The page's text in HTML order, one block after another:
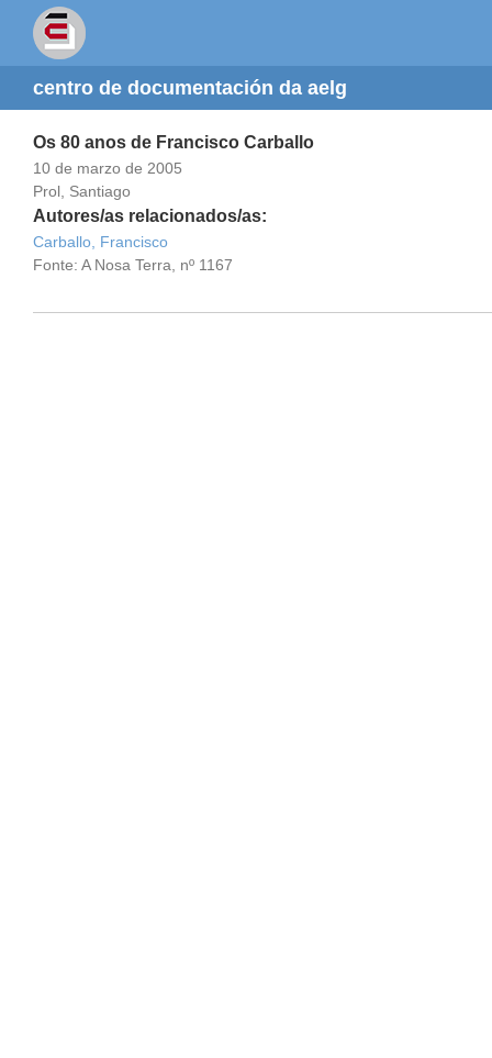
centro de documentación da aelg
Os 80 anos de Francisco Carballo
10 de marzo de 2005
Prol, Santiago
Autores/as relacionados/as:
Carballo, Francisco
Fonte: A Nosa Terra, nº 1167